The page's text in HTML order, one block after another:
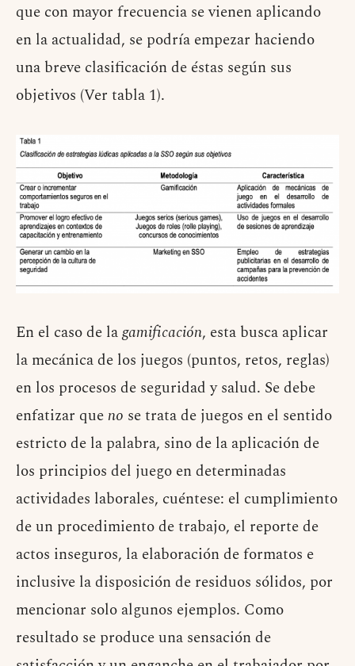
que con mayor frecuencia se vienen aplicando
en la actualidad, se podría empezar haciendo
una breve clasificación de éstas según sus
objetivos (Ver tabla 1).
En el caso de lagamificación, esta busca aplicar
la mecánica de los juegos (puntos, retos, reglas)
en los procesos de seguridad y salud. Se debe
enfatizar queno se trata de juegos en el sentido
estricto de la palabra, sino de la aplicación de
los principios del juego en determinadas
actividades laborales, cuéntese: el cumplimiento
de un procedimiento de trabajo, el reporte de
actos inseguros, la elaboración de formatos e
inclusive la disposición de residuos sólidos, por
mencionar solo algunos ejemplos. Como
resultado se produce una sensación de